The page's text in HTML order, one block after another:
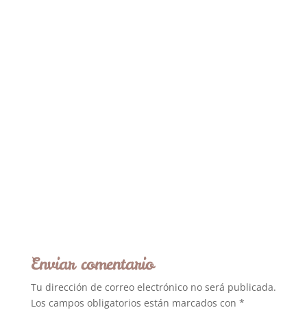
Enviar comentario
Tu dirección de correo electrónico no será publicada.
Los campos obligatorios están marcados con *